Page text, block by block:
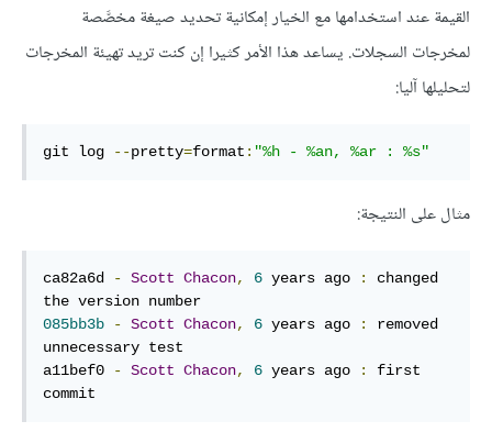
القيمة عند استخدامها مع الخيار إمكانية تحديد صيغة مخصَّصة
لمخرجات السجلات. يساعد هذا الأمر كثيرا إن كنت تريد تهيئة المخرجات
لتحليلها آليا:
git log --pretty=format : "%h - %an, %ar : %s"
مثال على النتيجة:
ca82a6d - Scott Chacon, 6 years ago :
changed
085bb3b
- Scott Chacon, 6 years ago :
removed
unnecessary test
a11bef0
- Scott Chacon, 6 years ago :
first
commit